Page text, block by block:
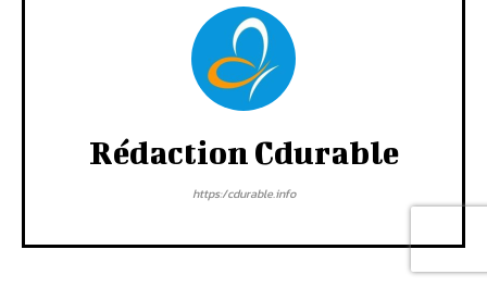
Rédaction Cdurable
https:/cdurable.info